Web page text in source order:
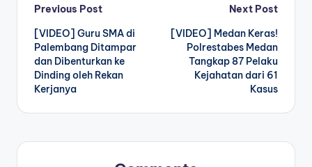
Post
navigation
Previous Post
[VIDEO] Guru SMA di
Palembang Ditampar
dan Dibenturkan ke
Dinding oleh Rekan
Kerjanya
Next Post
[VIDEO] Medan Keras!
Polrestabes Medan
Tangkap 87 Pelaku
Kejahatan dari 61
Kasus